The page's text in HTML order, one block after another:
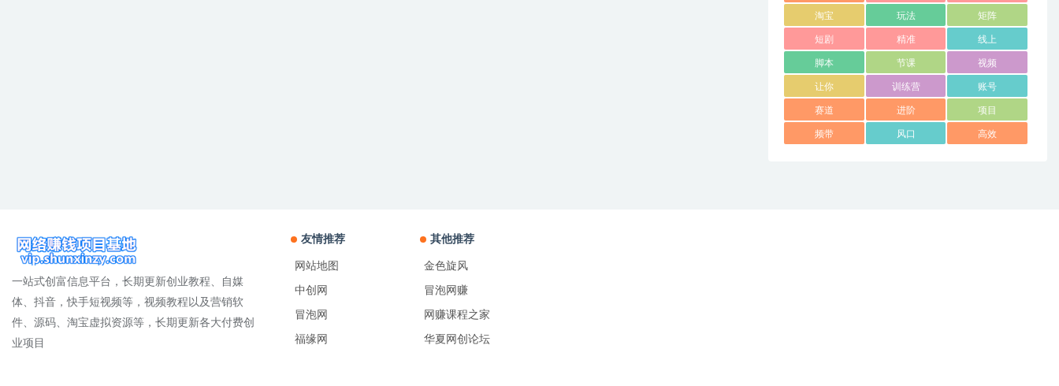
淘宝 玩法 矩阵
短剧 精准 线上
脚本 节课 视频
让你 训练营 账号
赛道 进阶 项目
频带 风口 高效
一站式创富信息平台，长期更新创业教程、自媒
体、抖音，快手短视频等，视频教程以及营销软
件、源码、淘宝虚拟资源等，长期更新各大付费创
业项目
友情推荐
网站地图
中创网
冒泡网
福缘网
其他推荐
金色旋风
冒泡网赚
网赚课程之家
华夏网创论坛